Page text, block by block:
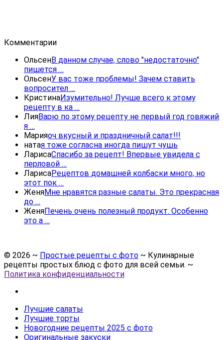
Комментарии
ОльсенВ данном случае, слово "недостаточно"
пишется …
ОльсенУ вас тоже проблемы! Зачем ставить
вопросител …
КристинаИзумительно! Лучше всего к этому
рецепту в ка …
ЛияВарю по этому рецепту не первый год говяжий
я …
Марияоч вкусный и праздничный салат!!!
натая тоже согласна иногда пишут чушь
ЛарисаСпасибо за рецепт! Впервые увидела с
перловой …
ЛарисаРецептов домашней колбаски много, но
этот пок …
ЖеняМне нравятся разные салаты. Это прекрасная
до …
ЖеняПечень очень полезный продукт. Особенно
это а …
© 2026 ~ Простые рецепты с фото ~ Кулинарные
рецепты простых блюд с фото для всей семьи. ~
Политика конфиденциальности
Лучшие салаты
Лучшие торты
Новогодние рецепты 2025 с фото
Оригинальные закуски